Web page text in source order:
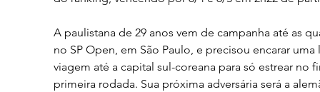
A paulistana de 29 anos vem de campanha até as
no SP Open, em São Paulo, e precisou encarar
viagem até a capital sul-coreana para só estrear no
primeira rodada. Sua próxima adversária será a